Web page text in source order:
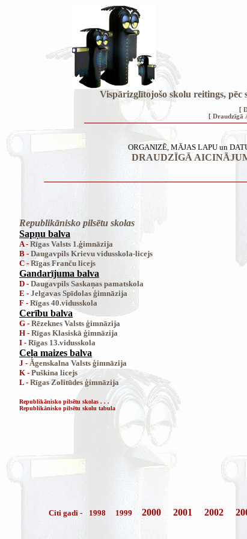
Vispārizglītojošo skolu reitings, pēc
[
[ Draudzīgā
ORGANIZĒ, MĀJAS LAPU un
DRAUDZĪGĀ
Republikānisko pilsētu skolas
Sapņu balva
A - Rīgas Valsts 1.ģimnāzija
B - Daugavpils Krievu vidusskola-licejs
C -Rīgas Franču licejs
Gandarījuma balva
D - Daugavpils Saskaņas pamatskola
E - Jelgavas Spīdolas ģimnāzija
F - Rīgas 40.vidusskola
Cerību balva
G - Rēzeknes Valsts ģimnāzija
H - Rīgas Klasiskā ģimnāzija
I - Rīgas 13.vidusskola
Ceļa maizes balva
J - Āgenskalna Valsts ģimnāzija
K - Puškina licejs
L - Rīgas Zolitūdes ģimnāzija
Republikānisko pilsētu skolas . . .
Republikānisko pilsētu skolu tabula
Citi gadi - 1998 1999 2000 2001 2002